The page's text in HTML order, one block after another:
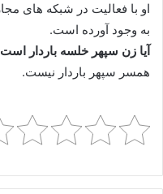
او با فعالیت در شبکه های
به وجود آورده است.
آیا زن سپهر خلسه باردار
همسر سپهر باردار نیست.